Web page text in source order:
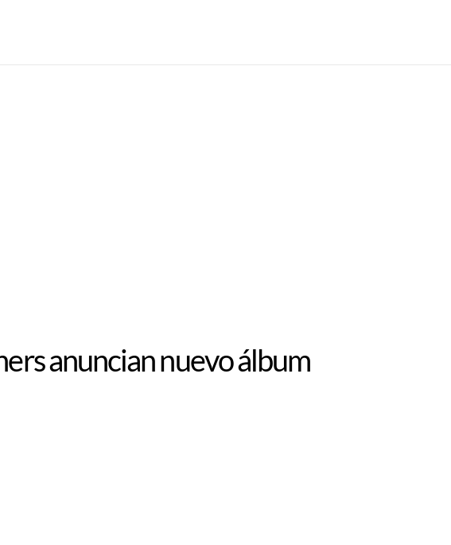
anuncian nuevo álbum